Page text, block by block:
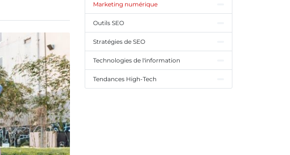
Marketing numérique
Outils SEO
Stratégies de SEO
Technologies de l'information
Tendances High-Tech